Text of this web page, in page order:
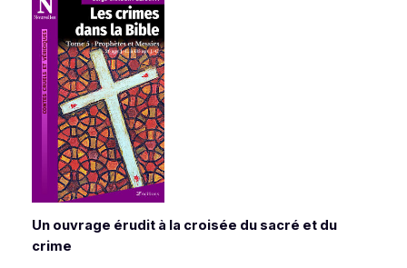
Un ouvrage érudit à la croisée du sacré et du
crime